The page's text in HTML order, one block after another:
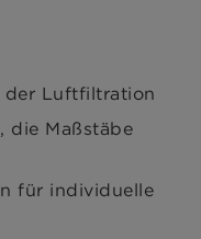
der Luftfiltration
die Maßstäbe
für individuelle